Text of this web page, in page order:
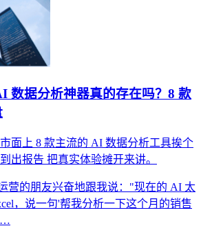
数据分析神器真的存在吗？8 款
面上 8 款主流的 AI 数据分析工具挨个
出报告 把真实体验摊开来讲。
营的朋友兴奋地跟我说："现在的 AI 太
，说一句'帮我分析一下这个月的销售
…